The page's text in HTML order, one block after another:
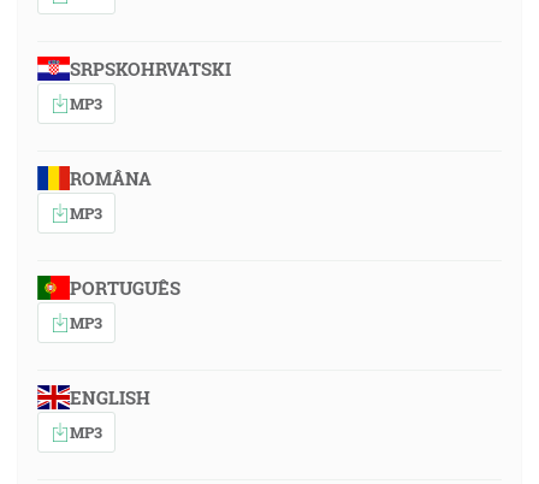
SRPSKOHRVATSKI
MP3
ROMÂNA
MP3
PORTUGUÊS
MP3
ENGLISH
MP3